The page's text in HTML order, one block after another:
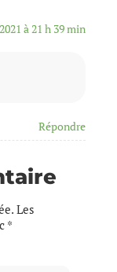
à 21 h 39 min
Répondre
Les
*